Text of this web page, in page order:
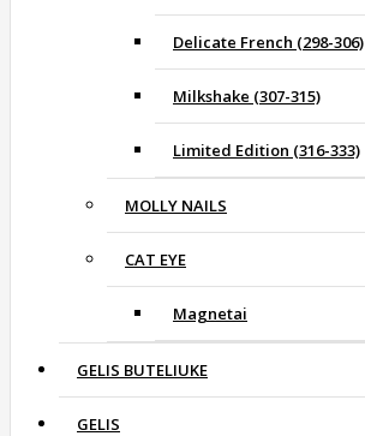
Delicate French (298-306)
Milkshake (307-315)
Limited Edition (316-333)
MOLLY NAILS
CAT EYE
Magnetai
GELIS BUTELIUKE
GELIS